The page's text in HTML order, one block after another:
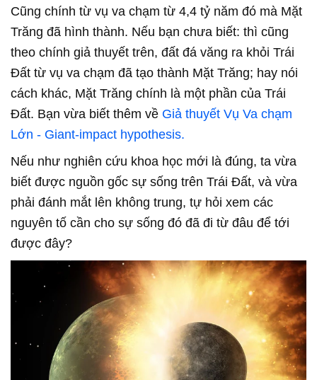
Cũng chính từ vụ va chạm từ 4,4 tỷ năm đó mà Mặt
Trăng đã hình thành. Nếu bạn chưa biết: thì cũng
theo chính giả thuyết trên, đất đá văng ra khỏi Trái
Đất từ vụ va chạm đã tạo thành Mặt Trăng; hay nói
cách khác, Mặt Trăng chính là một phần của Trái
Đất. Bạn vừa biết thêm về Giả thuyết Vụ Va chạm
Lớn - Giant-impact hypothesis.
Nếu như nghiên cứu khoa học mới là đúng, ta vừa
biết được nguồn gốc sự sống trên Trái Đất, và vừa
phải đánh mắt lên không trung, tự hỏi xem các
nguyên tố cần cho sự sống đó đã đi từ đâu để tới
được đây?